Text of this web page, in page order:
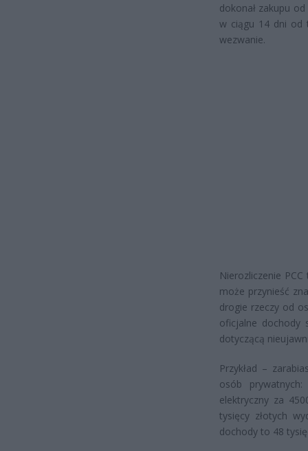
dokonał zakupu
w ciągu 14 dni od
wezwanie.
Nierozliczenie
może przynieść
drogie rzeczy od
oficjalne dochody
dotyczącą
Przykład –
osób
elektryczny za
tysięcy złotych
dochody to 48